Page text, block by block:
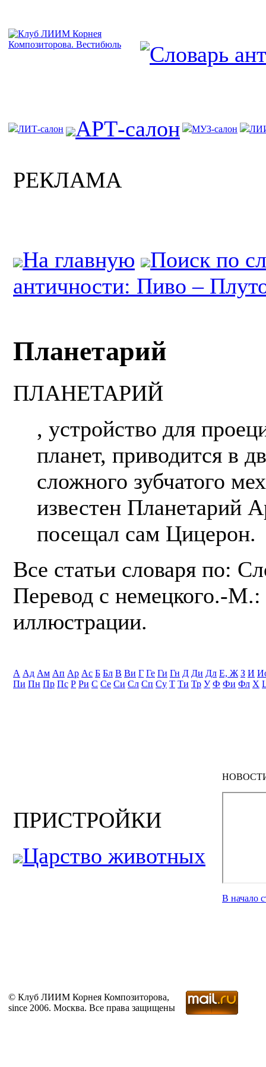
ЛИТ-салон АРТ-салон МУЗ-салон
РЕКЛАМА
На главную
Поиск по
античности: Пиво –
Планетарий
ПЛАНЕТАРИЙ
, устройство для
планет, приводится в
сложного зубчатого
известен Планетарий
посещал сам Цицерон.
Все статьи словаря по:
Перевод с немецкого.-
иллюстрации.
А Ад Ам Ап Ар Ас Б Бл В Ви Г Ге Ги Гн Д Ди Дл Е, Ж З И
Пи Пн Пр Пс Р Ри С Се Си Сл Сп Су Т Ти Тр У Ф Фи Фл Х
ПРИСТРОЙКИ
Царство животных
В начало
© Клуб ЛИИМ Корнея Композиторова,
since 2006. Москва. Все права защищены